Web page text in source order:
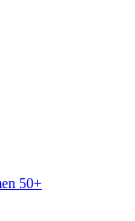
50+